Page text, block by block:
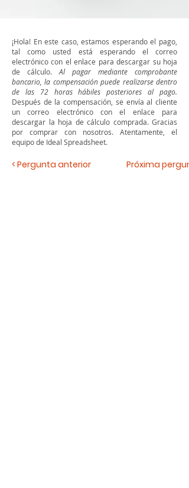
¡Hola! En este caso, estamos esperando el pago,
tal como usted está esperando el correo
electrónico con el enlace para descargar su hoja
de cálculo.Al pagar mediante comprobante
bancario, la compensación puede realizarse dentro
de las 72 horas hábiles posteriores al pago.
Después de la compensación, se envía al cliente
un correo electrónico con el enlace para
descargar la hoja de cálculo comprada. Gracias
por comprar con nosotros. Atentamente, el
equipo de Ideal Spreadsheet.
< Pergunta anterior Próxima